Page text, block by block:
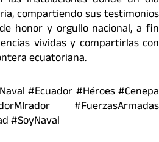
compartiendo sus testimonios
honor y orgullo nacional, a fin
vividas y compartirlas con
ecuatoriana.
#Ecuador #Héroes #Cenepa
#FuerzasArmadas
#SoyNaval